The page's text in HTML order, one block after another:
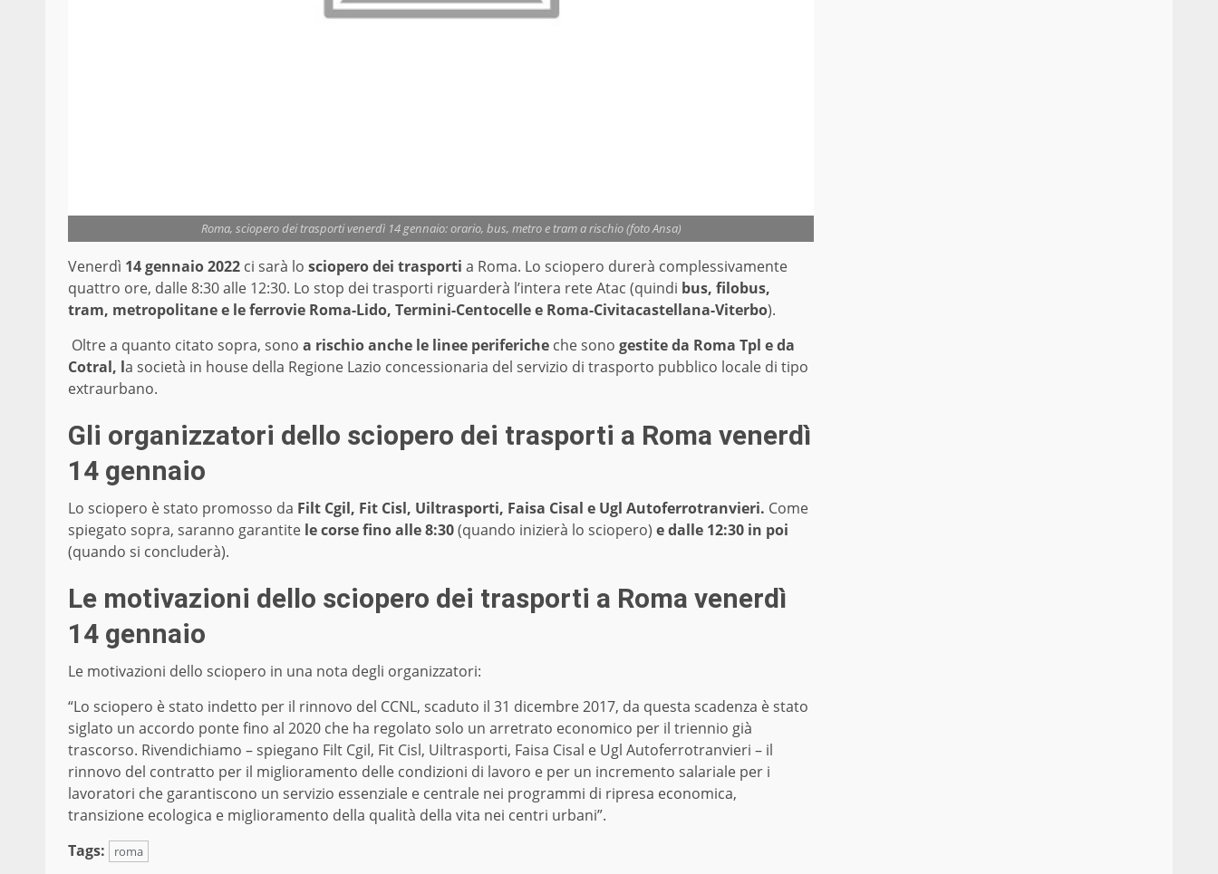
Roma, sciopero dei trasporti venerdì 14 gennaio: orario, bus, metro e tram a rischio (foto Ansa)
Venerdì 14 gennaio 2022 ci sarà lo sciopero dei trasporti a Roma. Lo sciopero durerà complessivamente
quattro ore, dalle 8:30 alle 12:30. Lo stop dei trasporti riguarderà l’intera rete Atac (quindi bus, filobus,
tram, metropolitane e le ferrovie Roma-Lido, Termini-Centocelle e Roma-Civitacastellana-Viterbo).
Oltre a quanto citato sopra, sono a rischio anche le linee periferiche che sono gestite da Roma Tpl e da
Cotral, la società in house della Regione Lazio concessionaria del servizio di trasporto pubblico locale di tipo
extraurbano.
Gli organizzatori dello sciopero dei trasporti a Roma venerdì
14 gennaio
Lo sciopero è stato promosso da Filt Cgil, Fit Cisl, Uiltrasporti, Faisa Cisal e Ugl Autoferrotranvieri. Come
spiegato sopra, saranno garantite le corse fino alle 8:30(quando inizierà lo sciopero) e dalle 12:30 in poi
(quando si concluderà).
Le motivazioni dello sciopero dei trasporti a Roma venerdì
14 gennaio
Le motivazioni dello sciopero in una nota degli organizzatori:
“Lo sciopero è stato indetto per il rinnovo del CCNL, scaduto il 31 dicembre 2017, da questa scadenza è stato
siglato un accordo ponte fino al 2020 che ha regolato solo un arretrato economico per il triennio già
trascorso. Rivendichiamo – spiegano Filt Cgil, Fit Cisl, Uiltrasporti, Faisa Cisal e Ugl Autoferrotranvieri – il
rinnovo del contratto per il miglioramento delle condizioni di lavoro e per un incremento salariale per i
lavoratori che garantiscono un servizio essenziale e centrale nei programmi di ripresa economica,
transizione ecologica e miglioramento della qualità della vita nei centri urbani”.
Tags:
roma